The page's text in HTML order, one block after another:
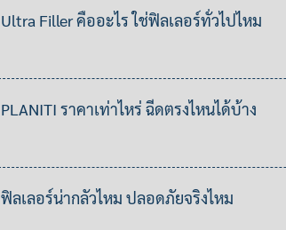
Ultra Filler คืออะไร ใช่ฟิลเลอร์ทั่วไปไหม
PLANITI ราคาเท่าไหร่ ฉีดตรงไหนได้บ้าง
ฟิลเลอร์น่ากลัวไหม ปลอดภัยจริงไหม